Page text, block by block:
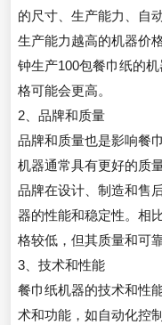
的尺寸、生产能力、自
生产能力越高的机器价
钟生产100包餐巾纸的
格可能会更高。
2、品牌和质量
品牌和质量也是影响餐
机器通常具有更好的质
品牌在设计、制造和售
器的性能和稳定性。相
格较低，但其质量和可
3、技术和性能
餐巾纸机器的技术和性
术和功能，如自动化控